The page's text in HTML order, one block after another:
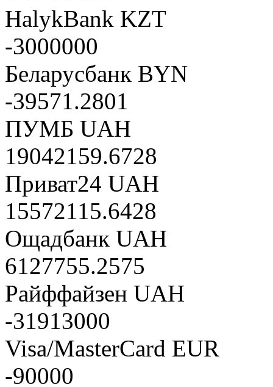
HalykBank KZT
-3000000
Беларусбанк BYN
-39571.2801
ПУМБ UAH
19042159.6728
Приват24 UAH
15572115.6428
Ощадбанк UAH
6127755.2575
Райффайзен UAH
-31913000
Visa/MasterCard EUR
-90000